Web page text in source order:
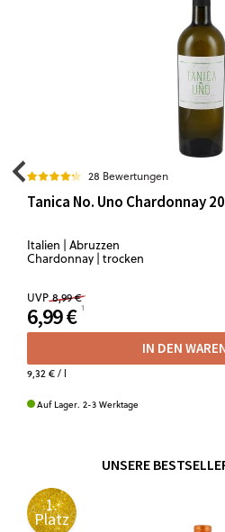
28 Bewertungen
Tanica No. Uno Chardonnay
Italien | Abruzzen
Chardonnay | trocken
UVP 8,99 €
6,99 €
IN DEN
9,32 €/ l
Auf Lager. 2-3 Werktage
UNSERE
1.
Platz